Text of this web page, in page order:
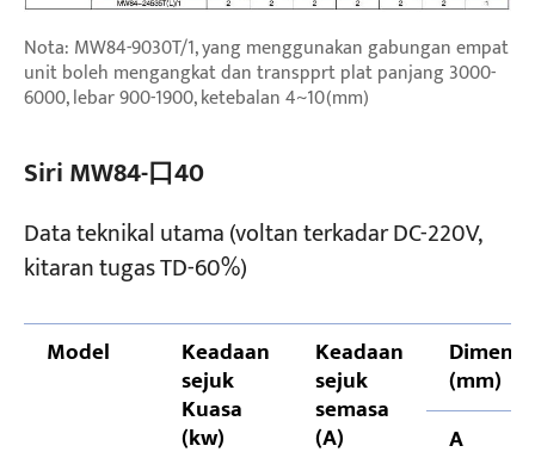
Nota: MW84-9030T/1, yang menggunakan gabungan empat
unit boleh mengangkat dan transpprt plat panjang 3000-
6000, lebar 900-1900, ketebalan 4~10(mm)
Siri MW84-口40
Data teknikal utama (voltan terkadar DC-220V,
kitaran tugas TD-60%)
Model Keadaan
sejuk
Kuasa
(kw)
Keadaan
sejuk
semasa
(A)
(mm)
A